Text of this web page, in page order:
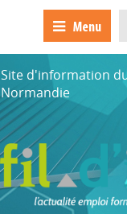
Menu
Site d'information
Normandie